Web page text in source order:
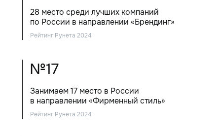
Рейтинг Рунета 2024
28 место среди лучших компаний
по России в направлении «Брендинг»
Занимаем 17 место в России
в направлении «Фирменный стиль»
Рейтинг Рунета 2024
№17